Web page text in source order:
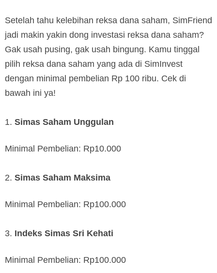
Setelah tahu kelebihan reksa dana saham, SimFriend
jadi makin yakin dong investasi reksa dana saham?
Gak usah pusing, gak usah bingung. Kamu tinggal
pilih reksa dana saham yang ada di SimInvest
dengan minimal pembelian Rp 100 ribu. Cek di
bawah ini ya!
Simas Saham Unggulan
Minimal Pembelian: Rp10.000
Simas Saham Maksima
Minimal Pembelian: Rp100.000
Indeks Simas Sri Kehati
Minimal Pembelian: Rp100.000